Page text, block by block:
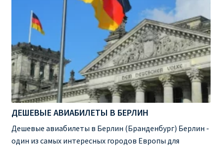
ПУТЕШЕСТВИЯ РЕЙСАМИ RYANAIR
Информация по бронированию билетов Ryanair
КАК НАЙТИ ДЕШЕВЫЙ БИЛЕТ
Кипр
КУПИТЬ АВИАБИЛЕТЫ ДЕШЕВО
Милан
ДЕШЕВЫЕ АВИАБИЛЕТЫ В БЕРЛИН
Дешевые авиабилеты в Берлин (Бранденбург) Берлин -
один из самых интересных городов Европы для